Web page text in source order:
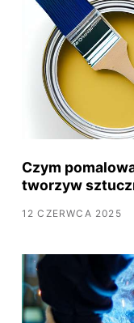
Czym
tworzyw
12 CZERWCA 2025